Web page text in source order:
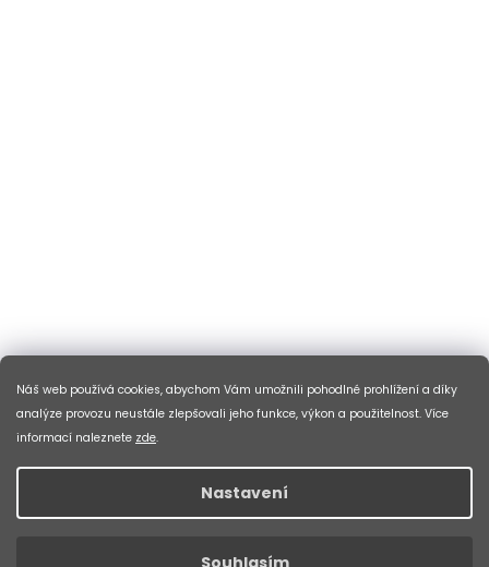
Náš web používá cookies, abychom Vám umožnili pohodlné prohlížení a díky
analýze provozu neustále zlepšovali jeho funkce, výkon a použitelnost. Více
informací naleznete zde.
Nastavení
Souhlasím